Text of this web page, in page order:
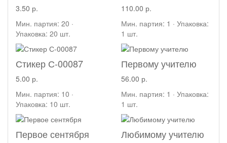
3.50 р.
Мин. партия: 20 ·
Упаковка: 20 шт.
110.00 р.
Мин. партия: 1 · Упаковка:
1 шт.
Стикер С-00087
5.00 р.
Мин. партия: 10 ·
Упаковка: 10 шт.
Первому учителю
56.00 р.
Мин. партия: 1 · Упаковка:
1 шт.
Первое сентября Любимому учителю